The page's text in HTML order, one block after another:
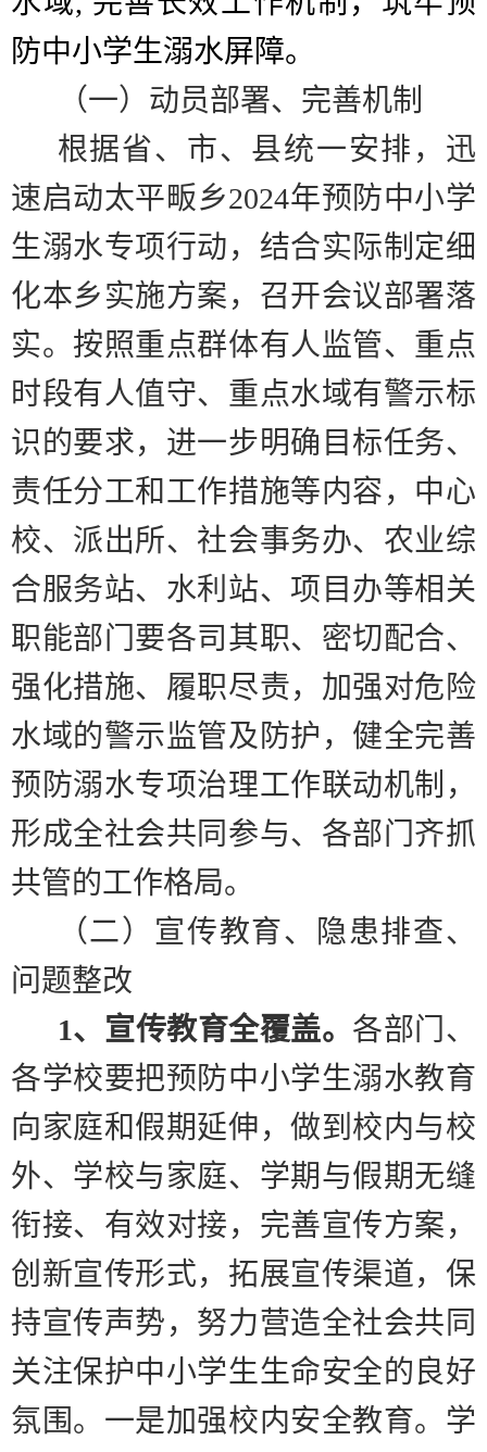
防中小学生溺水屏障。
（一）动员部署、完善机制
根据省、市、县统一安排，迅
速启动太平畈乡2024年预防中小学
生溺水专项行动，结合实际制定细
化本乡实施方案，召开会议部署落
实。按照重点群体有人监管、重点
时段有人值守、重点水域有警示标
识的要求，进一步明确目标任务、
责任分工和工作措施等内容，中心
校、派出所、社会事务办、农业综
合服务站、水利站、项目办等相关
职能部门要各司其职、密切配合、
强化措施、履职尽责，加强对危险
水域的警示监管及防护，健全完善
预防溺水专项治理工作联动机制，
形成全社会共同参与、各部门齐抓
共管的工作格局。
（二）宣传教育、隐患排查、
问题整改
1、宣传教育全覆盖。 各部门、
各学校要把预防中小学生溺水教育
向家庭和假期延伸，做到校内与校
外、学校与家庭、学期与假期无缝
衔接、有效对接，完善宣传方案，
创新宣传形式，拓展宣传渠道，保
持宣传声势，努力营造全社会共同
关注保护中小学生生命安全的良好
氛围。 一是加强校内安全教育。 学